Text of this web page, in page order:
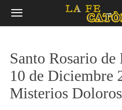
Santo Rosario
10 de Diciembre
Misterios